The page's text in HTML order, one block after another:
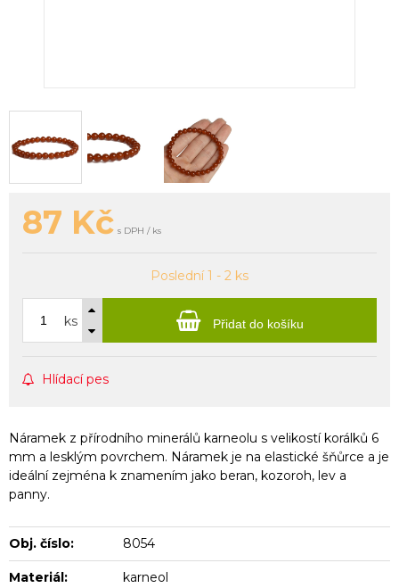
87 Kč s DPH / ks
Poslední 1 - 2 ks
ks Přidat do košíku
Hlídací pes
Náramek z přírodního minerálů karneolu s velikostí korálků 6
mm a lesklým povrchem. Náramek je na elastické šňůrce a je
ideální zejména k znamením jako beran, kozoroh, lev a
panny.
Obj. číslo: 8054
Materiál: karneol